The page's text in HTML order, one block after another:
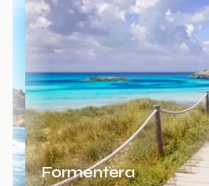
Formentera